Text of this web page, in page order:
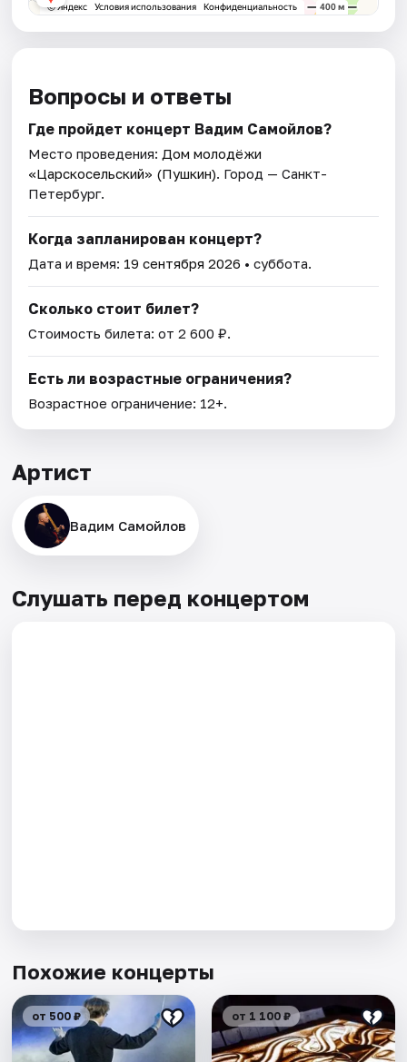
Вопросы и ответы
Где пройдет концерт Вадим Самойлов?
Место проведения: Дом молодёжи
«Царскосельский» (Пушкин). Город — Санкт-
Петербург.
Когда запланирован концерт?
Дата и время: 19 сентября 2026 • суббота.
Сколько стоит билет?
Стоимость билета: от 2 600 ₽.
Есть ли возрастные ограничения?
Возрастное ограничение: 12+.
Артист
Вадим Самойлов
Слушать перед концертом
Похожие концерты
от 500 ₽ от 1 100 ₽